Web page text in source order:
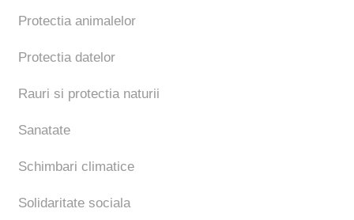
Protectia animalelor
Protectia datelor
Rauri si protectia naturii
Sanatate
Schimbari climatice
Solidaritate sociala